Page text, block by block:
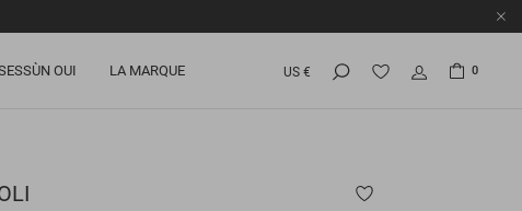
OUI LA MARQUE US € 0